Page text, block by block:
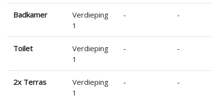
Badkamer
Verdieping
1
- -
Toilet
Verdieping
1
- -
2x Terras
Verdieping
1
- -